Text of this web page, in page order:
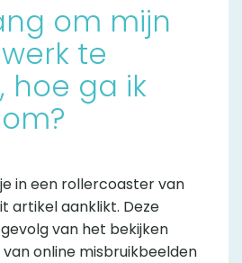
om mijn
te
hoe ga ik
in een rollercoaster van
artikel aanklikt. Deze
van het bekijken
online misbruikbeelden